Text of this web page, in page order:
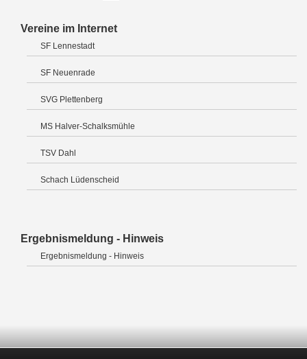
Vereine im Internet
SF Lennestadt
SF Neuenrade
SVG Plettenberg
MS Halver-Schalksmühle
TSV Dahl
Schach Lüdenscheid
Ergebnismeldung - Hinweis
Ergebnismeldung - Hinweis